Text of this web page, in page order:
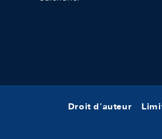
Droit d'auteur